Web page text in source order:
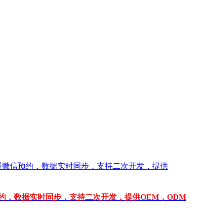
，数据实时同步，支持二次开发，提供OEM，ODM